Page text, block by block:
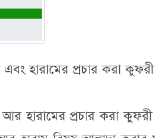
হারামের প্রচার করা
হারামের প্রচার করা